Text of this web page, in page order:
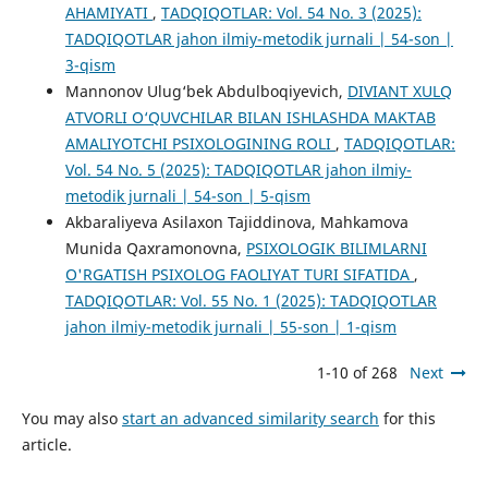
AHAMIYATI , TADQIQOTLAR: Vol. 54 No. 3 (2025):
TADQIQOTLAR jahon ilmiy-metodik jurnali | 54-son |
3-qism
Mannonov Ulug‘bek Abdulboqiyevich, DIVIANT XULQ
ATVORLI O‘QUVCHILAR BILAN ISHLASHDA MAKTAB
AMALIYOTCHI PSIXOLOGINING ROLI , TADQIQOTLAR:
Vol. 54 No. 5 (2025): TADQIQOTLAR jahon ilmiy-
metodik jurnali | 54-son | 5-qism
Akbaraliyeva Asilaxon Tajiddinova, Mahkamova
Munida Qaxramonovna, PSIXOLOGIK BILIMLARNI
O'RGATISH PSIXOLOG FAOLIYAT TURI SIFATIDA ,
TADQIQOTLAR: Vol. 55 No. 1 (2025): TADQIQOTLAR
jahon ilmiy-metodik jurnali | 55-son | 1-qism
1-10 of 268 Next
You may also start an advanced similarity search for this
article.